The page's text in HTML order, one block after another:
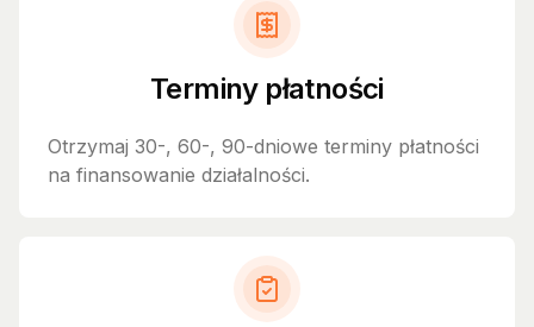
Terminy płatności
Otrzymaj 30-, 60-, 90-dniowe terminy płatności
na finansowanie działalności.